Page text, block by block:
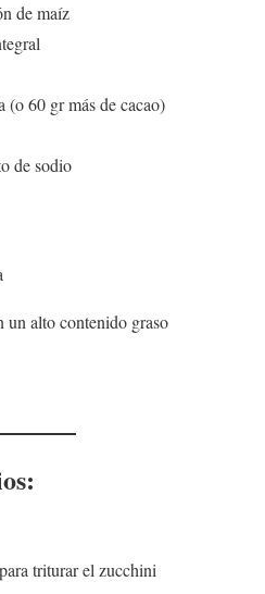
de maíz
(o 60 gr más de cacao)
de sodio
un alto contenido graso
triturar el zucchini